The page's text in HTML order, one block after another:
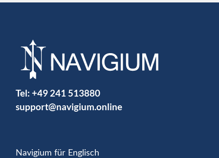
Tel: +49 241 513880
support@navigium.online
Navigium für Englisch